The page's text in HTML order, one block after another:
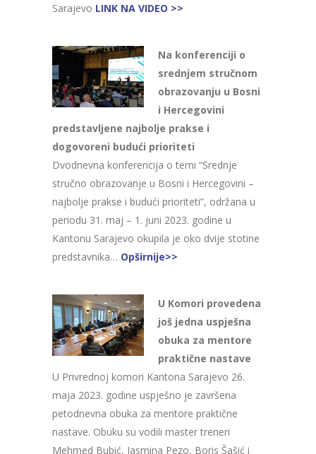
Sarajevo LINK NA VIDEO >>
Na konferenciji o
srednjem stručnom
obrazovanju u Bosni
i Hercegovini
predstavljene najbolje prakse i
dogovoreni budući prioriteti
Dvodnevna konferencija o temi “Srednje
stručno obrazovanje u Bosni i Hercegovini –
najbolje prakse i budući prioriteti”, održana u
periodu 31. maj – 1. juni 2023. godine u
Kantonu Sarajevo okupila je oko dvije stotine
predstavnika… Opširnije>>
U Komori provedena
još jedna uspješna
obuka za mentore
praktične nastave
U Privrednoj komori Kantona Sarajevo 26.
maja 2023. godine uspješno je završena
petodnevna obuka za mentore praktične
nastave. Obuku su vodili master treneri
Mehmed Bubić, Jasmina Pezo, Boris Šašić i